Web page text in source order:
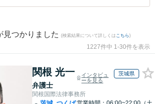
見つかりました (検索結果について詳しくは こちら)
1227件中 1-30件を表示
関根 光一
弁護士
インタビュ
ーを見る
茨城県
関根国際法律事務所